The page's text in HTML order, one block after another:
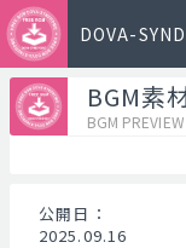
DOVA-
BGM素
BGM PREVIEW
公開日 ：
2025.09.16